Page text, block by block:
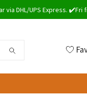
via DHL/UPS Express.